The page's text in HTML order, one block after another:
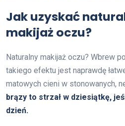
Jak uzyskać
makijaż oczu?
Naturalny makijaż oczu? Wbrew
takiego efektu jest naprawdę
matowych cieni w stonowanych,
brązy to strzał w dziesiątkę,
dzień.